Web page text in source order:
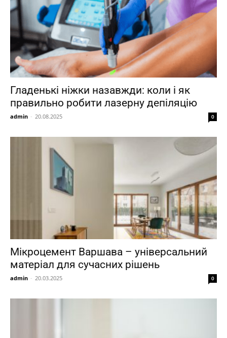
Гладенькі ніжки назавжди: коли і як
правильно робити лазерну депіляцію
admin - 20.08.2025 0
Мікроцемент Варшава – універсальний
матеріал для сучасних рішень
admin - 20.03.2025 0